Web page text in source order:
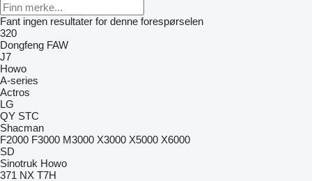
Fant ingen resultater for denne forespørselen
320
Dongfeng FAW
J7
Howo
A-series
Actros
LG
QY STC
Shacman
F2000 F3000 M3000 X3000 X5000 X6000
SD
Sinotruk Howo
371 NX T7H